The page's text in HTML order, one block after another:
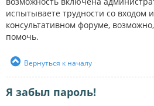
испытываете трудности со входом
консультативном форуме,
помочь.
Вернуться к началу
Я забыл пароль!